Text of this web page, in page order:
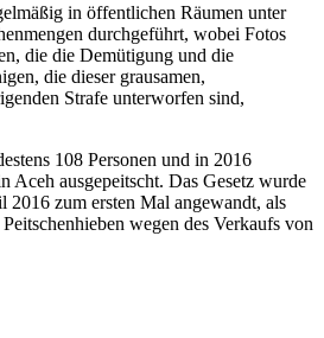
in öffentlichen Räumen unter
durchgeführt, wobei Fotos
die die Demütigung und die
die dieser grausamen,
Strafe unterworfen sind,
108 Personen und in 2016
Aceh ausgepeitscht. Das Gesetz wurde
zum ersten Mal angewandt, als
wegen des Verkaufs von